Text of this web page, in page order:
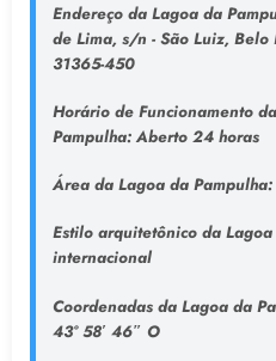
Endereço da Lagoa da
de Lima, s/n - São Luiz, Belo
31365-450
Horário de Funcionamento
Pampulha:Aberto 24 horas
Área da Lagoa da Pampulha:
Estilo arquitetônico da
internacional
Coordenadas da Lagoa da
43° 58′ 46″ O